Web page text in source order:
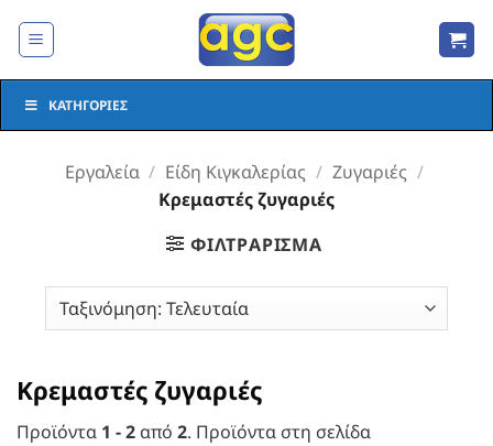
στο
ΚΑΤΗΓΟΡΊΕΣ
Εργαλεία / Είδη Κιγκαλερίας / Ζυγαριές /
Κρεμαστές ζυγαριές
ΦΙΛΤΡΆΡΙΣΜΑ
Κρεμαστές ζυγαριές
Προϊόντα 1 - 2 από 2. Προϊόντα στη σελίδα